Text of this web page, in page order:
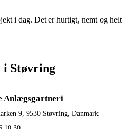
i dag. Det er hurtigt, nemt og helt
i Støvring
Anlægsgartneri
9, 9530 Støvring, Danmark